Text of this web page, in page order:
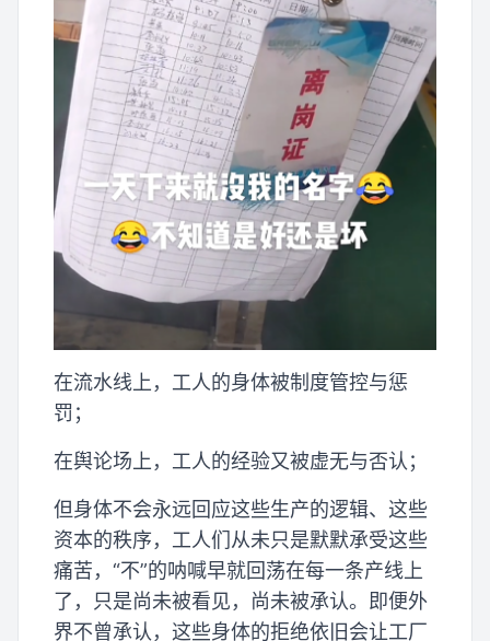
在流水线上，工人的身体被制度管控与惩
罚；
在舆论场上，工人的经验又被虚无与否认；
但身体不会永远回应这些生产的逻辑、这些
资本的秩序，工人们从未只是默默承受这些
痛苦，“不”的呐喊早就回荡在每一条产线上
了，只是尚未被看见，尚未被承认。即便外
界不曾承认，这些身体的拒绝依旧会让工厂